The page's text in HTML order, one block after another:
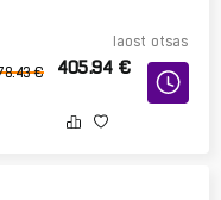
laost otsas
€ 405.94 €